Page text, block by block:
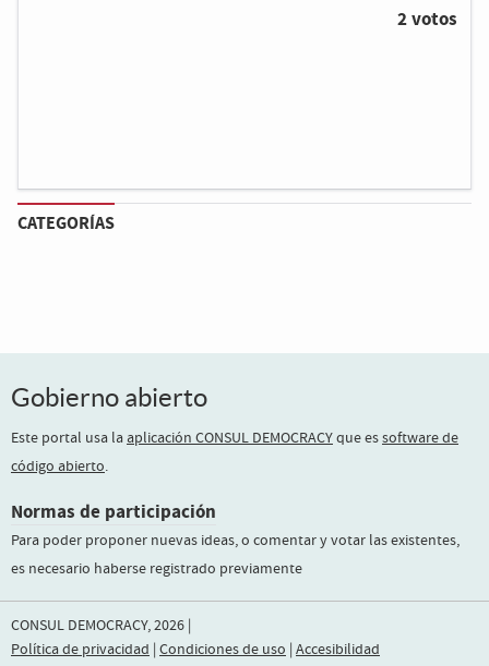
2 votos
CATEGORÍAS
Gobierno abierto
Este portal usa la aplicación CONSUL DEMOCRACYque essoftware de
código abierto.
Normas de participación
Para poder proponer nuevas ideas, o comentar y votar las existentes,
es necesario haberse registrado previamente
CONSUL DEMOCRACY, 2026 |
Política de privacidad | Condiciones de uso | Accesibilidad